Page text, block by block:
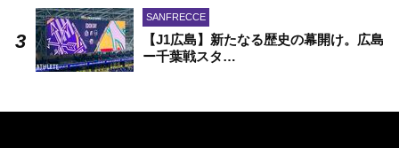
SANFRECCE
【J1広島】新たなる歴史の幕開け。広島
ー千葉戦スタ…